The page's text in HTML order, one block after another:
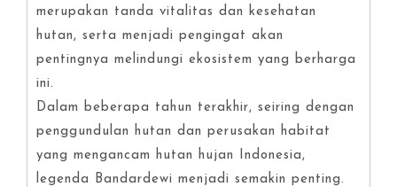
merupakan tanda vitalitas dan kesehatan
hutan, serta menjadi pengingat akan
pentingnya melindungi ekosistem yang berharga
ini.
Dalam beberapa tahun terakhir, seiring dengan
penggundulan hutan dan perusakan habitat
yang mengancam hutan hujan Indonesia,
legenda Bandardewi menjadi semakin penting.